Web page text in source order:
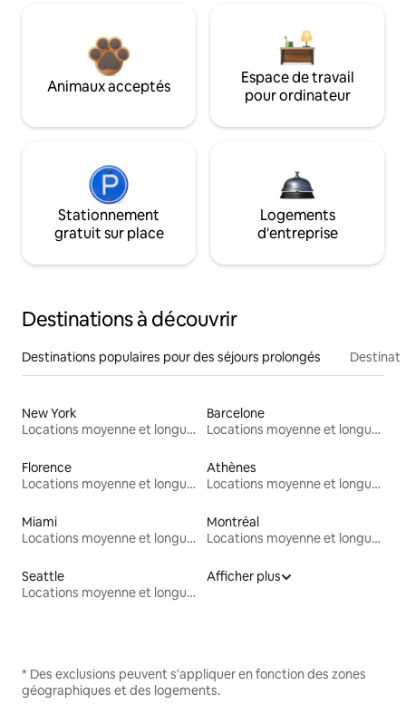
Animaux acceptés
Espace de travail
pour ordinateur
Stationnement
gratuit sur place
Logements
d'entreprise
Destinations à découvrir
Destinations populaires pour des séjours prolongés
New York
Locations moyenne et longue durée
Barcelone
Locations moyenne et longue durée
Florence
Locations moyenne et longue durée
Athènes
Locations moyenne et longue durée
Miami
Locations moyenne et longue durée
Montréal
Locations moyenne et longue durée
Seattle
Locations moyenne et longue durée
Afficher plus
* Des exclusions peuvent s'appliquer en fonction des zones
géographiques et des logements.